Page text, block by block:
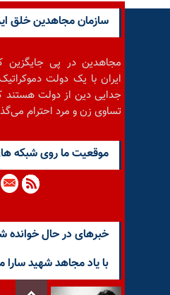
سازمان مجاهدین خلق
مجاهدین در پی جایگزین
ایران با یک دولت
جدایی دین از دولت هستند
تساوی زن و مرد احترام
موقعيت ما روى شبكه
خبرهای در حال خوانده
با یاد مجاهد شهید سارا